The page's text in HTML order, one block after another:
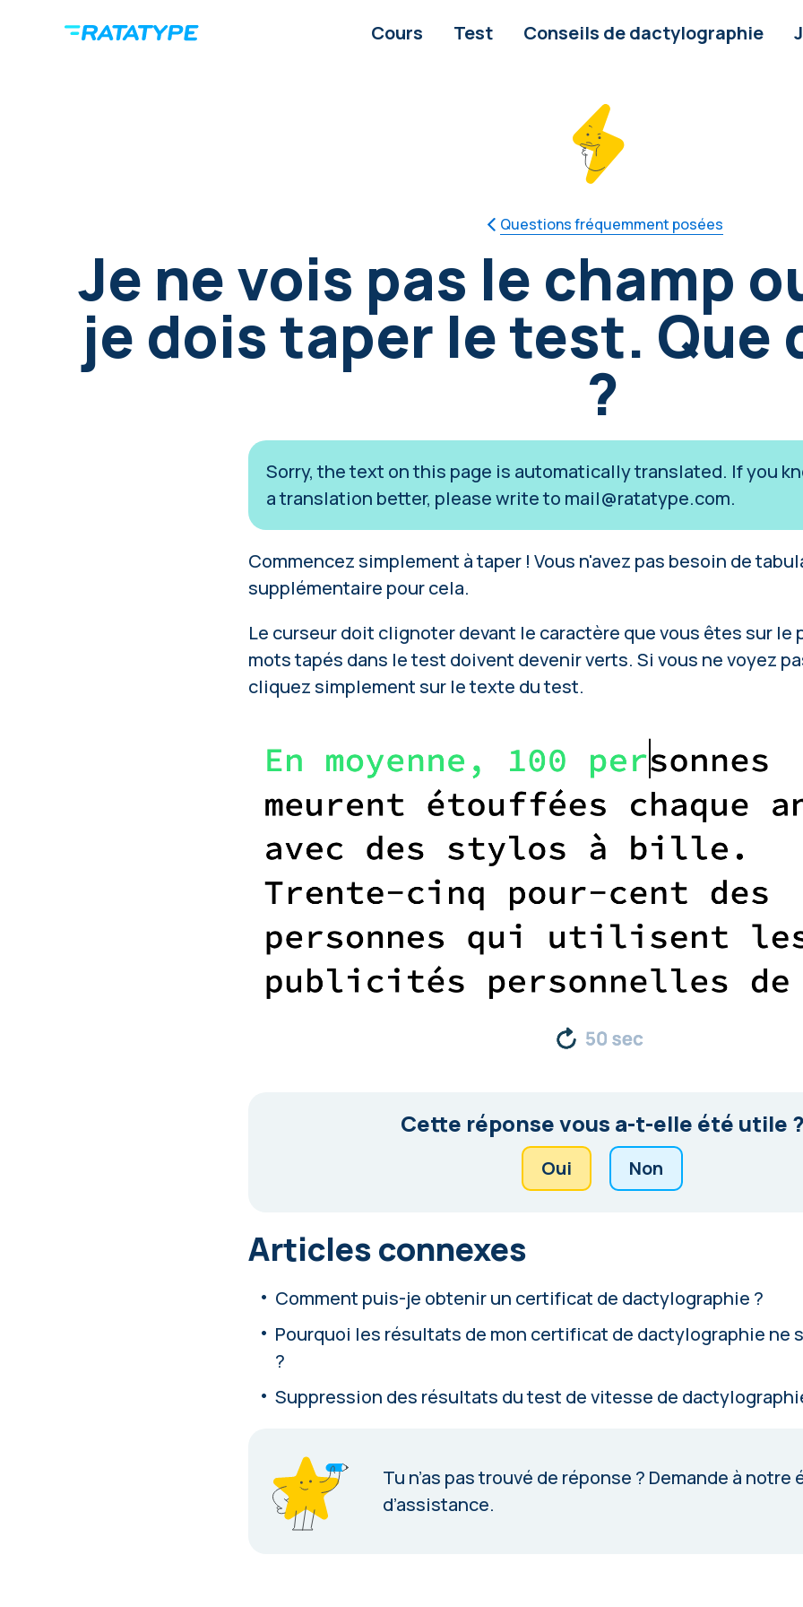
Cours Test Conseils de dactylographie
Questions fréquemment posées
Je ne vois pas le champ
je dois taper le test. Que
?
Sorry, the text on this page is automatically translated. If you
a translation better, please write to mail@ratatype.com.
Commencez simplement à taper ! Vous n'avez pas besoin de
supplémentaire pour cela.
Le curseur doit clignoter devant le caractère que vous êtes sur le
mots tapés dans le test doivent devenir verts. Si vous ne voyez
cliquez simplement sur le texte du test.
Cette réponse vous a-t-elle été utile
Oui Non
Articles connexes
Comment puis-je obtenir un certificat de dactylographie ?
Pourquoi les résultats de mon certificat de dactylographie ne
?
Suppression des résultats du test de vitesse de
Tu n’as pas trouvé de réponse ? Demande à notre
d’assistance.